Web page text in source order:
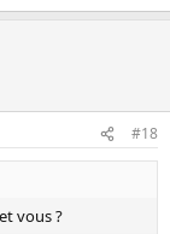
#18
vous ?